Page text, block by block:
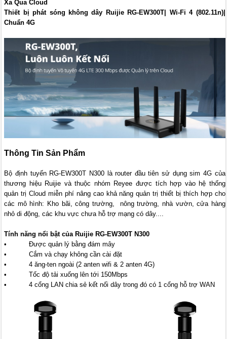
Xa Qua Cloud
Thiết bị phát sóng không dây Ruijie RG-EW300T| Wi-Fi 4 (802.11n)|
Chuẩn 4G
Thông Tin Sản Phẩm
Bộ định tuyến RG-EW300T N300 là router đầu tiên sử dụng sim 4G của
thương hiệu Ruijie và thuộc nhóm Reyee được tích hợp vào hệ thống
quản trị Cloud miễn phí nâng cao khả năng quản trị thiết bị thích hợp cho
các mô hình: Kho bãi, công trường, nông trường, nhà vườn, cửa hàng
nhỏ di động, các khu vực chưa hỗ trợ mạng có dây....
Tính năng nổi bật của Ruijie RG-EW300T N300
• Được quản lý bằng đám mây
• Cắm và chạy không cần cài đặt
• 4 ăng-ten ngoài (2 anten wifi & 2 anten 4G)
• Tốc độ tải xuống lên tới 150Mbps
• 4 cổng LAN chia sẻ kết nối dây trong đó có 1 cổng hỗ trợ WAN